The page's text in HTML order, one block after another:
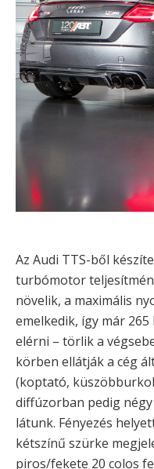
Az Audi TTS-ből
turbómotor
növelik, a maximális
emelkedik, így már
elérni – törlik a
körben ellátják a cég
(koptató,
diffúzorban pedig
látunk. Fényezés
kétszínű szürke
piros/fekete 20 colos